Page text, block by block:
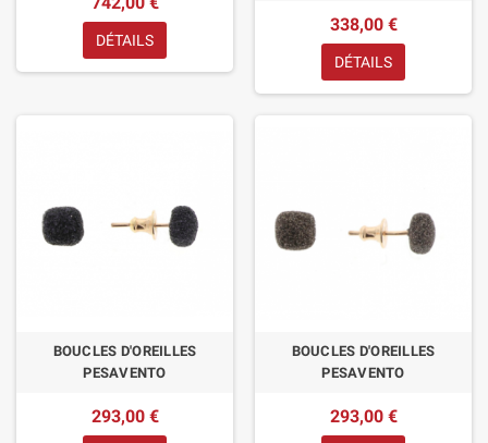
DÉTAILS
338,00 €
DÉTAILS
BOUCLES D'OREILLES
PESAVENTO
293,00 €
BOUCLES D'OREILLES
PESAVENTO
293,00 €